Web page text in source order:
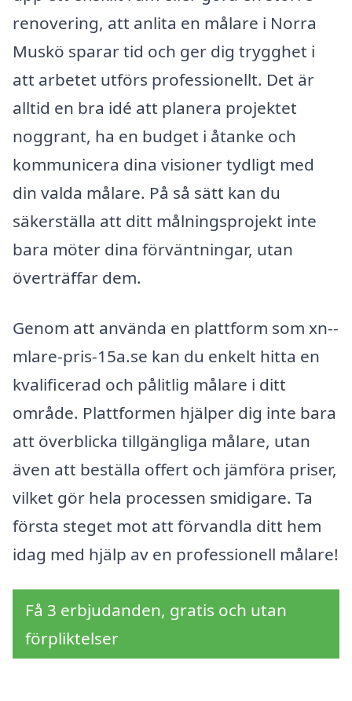
renovering, att anlita en målare i Norra
Muskö sparar tid och ger dig trygghet i
att arbetet utförs professionellt. Det är
alltid en bra idé att planera projektet
noggrant, ha en budget i åtanke och
kommunicera dina visioner tydligt med
din valda målare. På så sätt kan du
säkerställa att ditt målningsprojekt inte
bara möter dina förväntningar, utan
överträffar dem.
Genom att använda en plattform som xn--
mlare-pris-15a.se kan du enkelt hitta en
kvalificerad och pålitlig målare i ditt
område. Plattformen hjälper dig inte bara
att överblicka tillgängliga målare, utan
även att beställa offert och jämföra priser,
vilket gör hela processen smidigare. Ta
första steget mot att förvandla ditt hem
idag med hjälp av en professionell målare!
Få 3 erbjudanden, gratis och utan
förpliktelser